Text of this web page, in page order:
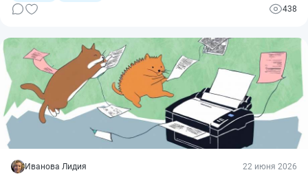
438
Иванова Лидия 22 июня 2026